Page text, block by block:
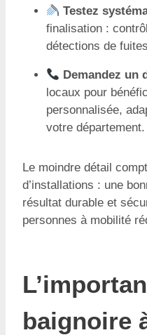
Testez
finalisation :
détections de
Demandez un
locaux pour
personnalisée,
votre département.
Le moindre détail
d’installations : une
résultat durable et
personnes à mobilité
baignoire